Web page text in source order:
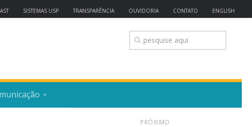
SISTEMAS USP TRANSPARÊNCIA OUVIDORIA CONTATO ENGLISH
PRÓXIMO